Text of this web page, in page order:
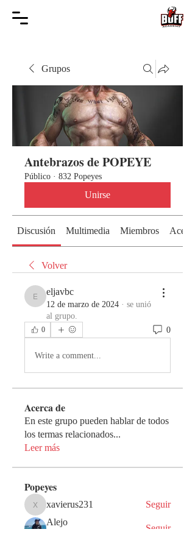
Grupos
Antebrazos de POPEYE
Público · 832 Popeyes
Unirse
Discusión Multimedia Miembros Acerca
Volver
eljavbc
eljavbc
12 de marzo de 2024 · se unió
al grupo.
0 0
Write a comment...
Acerca de
En este grupo pueden hablar de todos
los termas relacionados...
Leer más
Popeyes
xavierus231
xavierus231
Seguir
Alejo
Seguir